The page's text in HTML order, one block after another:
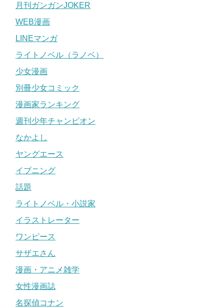
月刊ガンガンJOKER
WEB漫画
LINEマンガ
ライトノベル（ラノベ）
少女漫画
別冊少女コミック
漫画家ランキング
週刊少年チャンピオン
なかよし
ヤングエース
イブニング
話題
ライトノベル・小説家
イラストレーター
ワンピース
サザエさん
漫画・アニメ雑学
女性漫画誌
名探偵コナン